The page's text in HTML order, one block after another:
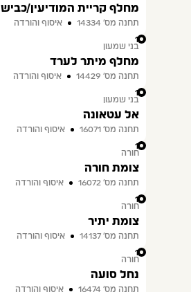
מחלף קריית המודיעין/כביש 60
תחנה מס׳ 14334 איסוף והורדה
13
בני שמעון
מחלף מיתר לערד
תחנה מס׳ 14429 איסוף והורדה
14
בני שמעון
אל עטאונה
תחנה מס׳ 16071 איסוף והורדה
15
חורה
צומת חורה
תחנה מס׳ 16072 איסוף והורדה
16
חורה
צומת יתיר
תחנה מס׳ 14137 איסוף והורדה
17
חורה
נחל סועה
תחנה מס׳ 16474 איסוף והורדה